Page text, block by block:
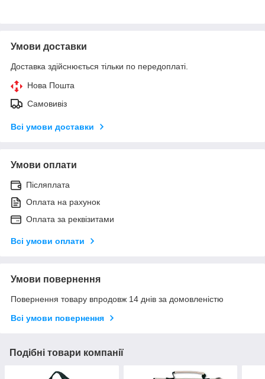
Умови доставки
Доставка здійснюється тільки по передоплаті.
Нова Пошта
Самовивіз
Всі умови доставки
Умови оплати
Післяплата
Оплата на рахунок
Оплата за реквізитами
Всі умови оплати
Умови повернення
Повернення товару впродовж 14 днів за домовленістю
Всі умови повернення
Подібні товари компанії